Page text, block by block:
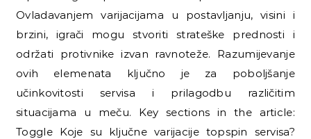
Ovladavanjem varijacijama u postavljanju, visini i
brzini, igrači mogu stvoriti strateške prednosti i
održati protivnike izvan ravnoteže. Razumijevanje
ovih elemenata ključno je za poboljšanje
učinkovitosti servisa i prilagodbu različitim
situacijama u meču. Key sections in the article:
Toggle Koje su ključne varijacije topspin servisa?